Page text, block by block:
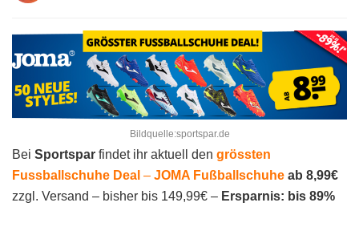
Bildquelle:sportspar.de
Bei Sportspar findet ihr aktuell den grössten
Fussballschuhe Deal – JOMA Fußballschuhe ab 8,99€
zzgl. Versand – bisher bis 149,99€ – Ersparnis: bis 89%